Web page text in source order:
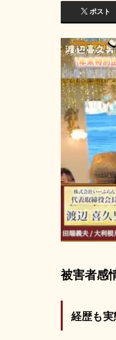
ポスト
被害者感
経歴も